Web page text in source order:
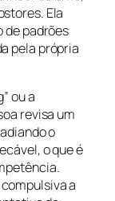
Ela
de padrões
pela própria
ou a
revisa um
o
o que é
a